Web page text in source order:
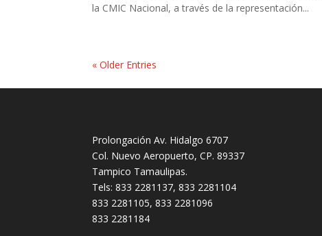
la CMIC Nacional, a través de la representación...
« Older Entries
Prolongación Av. Hidalgo 6707
Col. Nuevo Aeropuerto, CP. 89337
Tampico Tamaulipas.
Tels: 833 2281137, 833 2281104
833 2281105, 833 2281096
833 2281184